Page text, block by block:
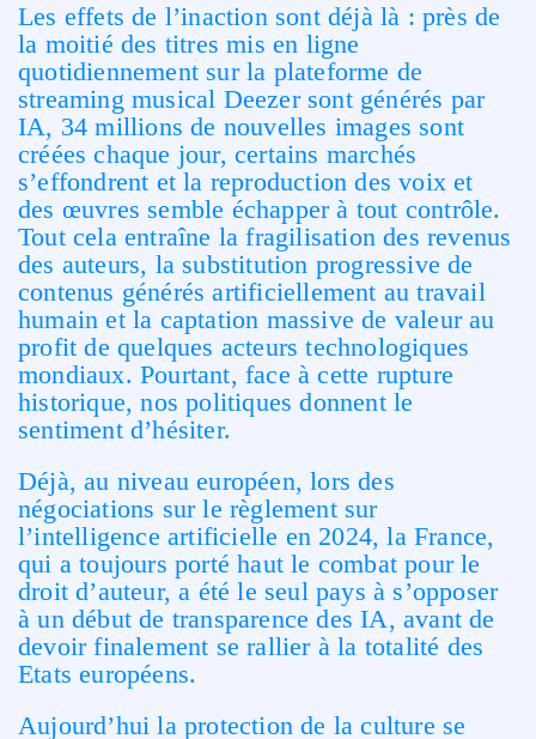
Les effets de l’inaction sont déjà là : près de
la moitié des titres mis en ligne
quotidiennement sur la plateforme de
streaming musical Deezer sont générés par
IA, 34 millions de nouvelles images sont
créées chaque jour, certains marchés
s’effondrent et la reproduction des voix et
des œuvres semble échapper à tout contrôle.
Tout cela entraîne la fragilisation des revenus
des auteurs, la substitution progressive de
contenus générés artificiellement au travail
humain et la captation massive de valeur au
profit de quelques acteurs technologiques
mondiaux. Pourtant, face à cette rupture
historique, nos politiques donnent le
sentiment d’hésiter.
Déjà, au niveau européen, lors des
négociations sur le règlement sur
l’intelligence artificielle en 2024, la France,
qui a toujours porté haut le combat pour le
droit d’auteur, a été le seul pays à s’opposer
à un début de transparence des IA, avant de
devoir finalement se rallier à la totalité des
Etats européens.
Aujourd’hui la protection de la culture se